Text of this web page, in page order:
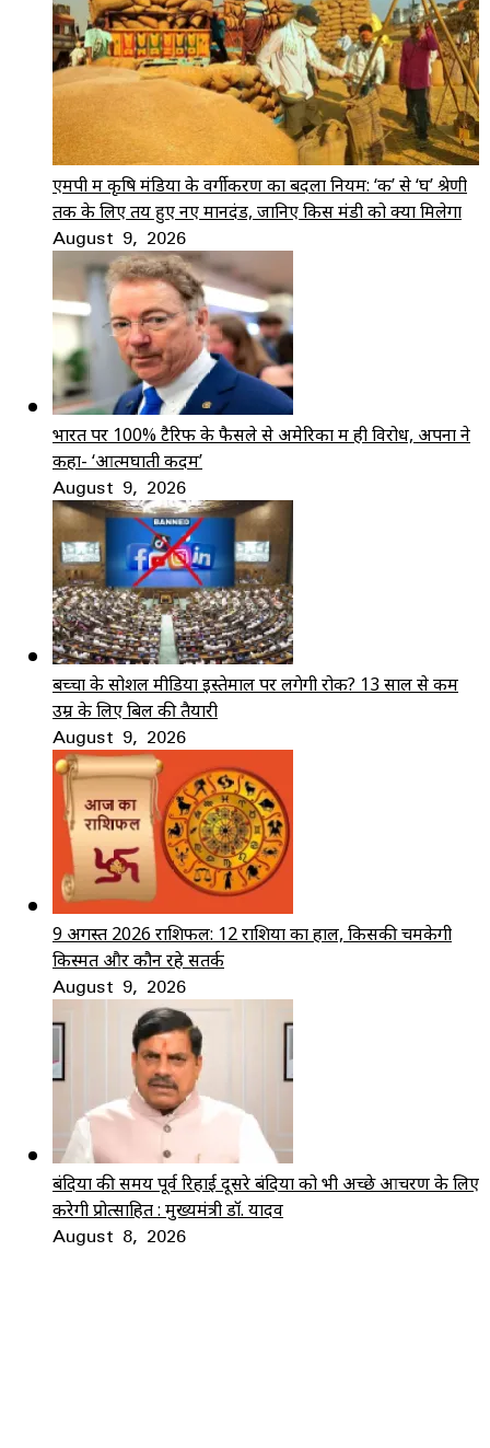
एमपी में कृषि मंडियों के वर्गीकरण का बदला नियम: ‘क’ से ‘घ’ श्रेणी
तक के लिए तय हुए नए मानदंड, जानिए किस मंडी को क्या मिलेगा
August 9, 2026
भारत पर 100% टैरिफ के फैसले से अमेरिका में ही विरोध, अपनों ने
कहा- ‘आत्मघाती कदम’
August 9, 2026
बच्चों के सोशल मीडिया इस्तेमाल पर लगेगी रोक? 13 साल से कम
उम्र के लिए बिल की तैयारी
August 9, 2026
9 अगस्त 2026 राशिफल: 12 राशियों का हाल, किसकी चमकेगी
किस्मत और कौन रहे सतर्क
August 9, 2026
बंदियों की समय पूर्व रिहाई दूसरे बंदियों को भी अच्छे आचरण के लिए
करेगी प्रोत्साहित : मुख्यमंत्री डॉ. यादव
August 8, 2026